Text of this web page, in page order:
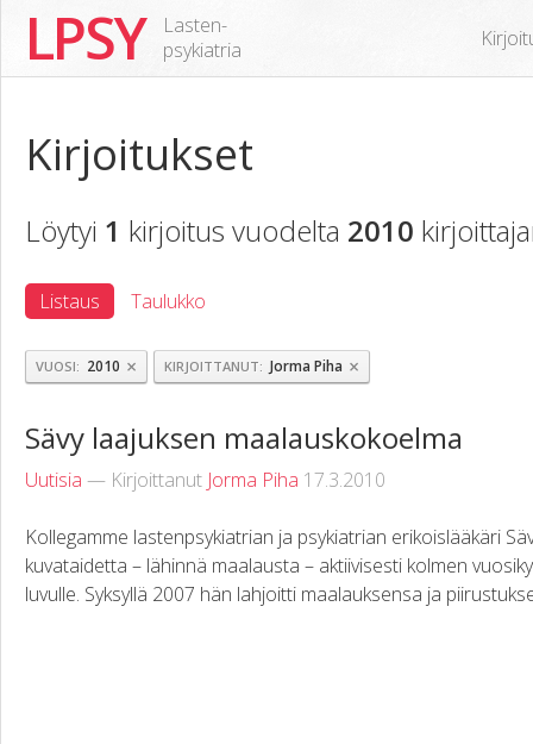
LPSY
Lasten-
psykiatria
Kirjoitukset
Löytyi 1 kirjoitus vuodelta 2010
Listaus Taulukko
VUOSI 2010 × KIRJOITTANUT Jorma Piha ×
Sävy laajuksen maalauskokoelma
Uutisia — Kirjoittanut Jorma Piha 17.3.2010
Kollegamme lastenpsykiatrian ja psykiatrian erikoislääkäri
kuvataidetta – lähinnä maalausta – aktiivisesti kolmen
luvulle. Syksyllä 2007 hän lahjoitti maalauksensa ja